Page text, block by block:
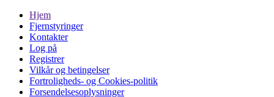
Hjem
Fjernstyringer
Kontakter
Log på
Registrer
Vilkår og betingelser
Fortroligheds- og Cookies-politik
Forsendelsesoplysninger